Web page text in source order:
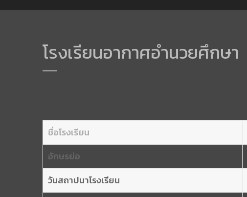
โรงเรียนอากาศอำนวยศึกษา
ชื่อโรงเรียน
อักษรย่อ
วันสถาปนาโรงเรียน